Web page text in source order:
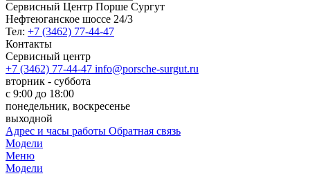
Сервисный Центр Порше Сургут
Нефтеюганское шоссе 24/3
Тел: +7 (3462) 77-44-47
Контакты
Сервисный центр
+7 (3462) 77-44-47 info@porsche-surgut.ru
вторник - суббота
с 9:00 до 18:00
понедельник, воскресенье
выходной
Адрес и часы работы Обратная связь
Модели
Меню
Модели